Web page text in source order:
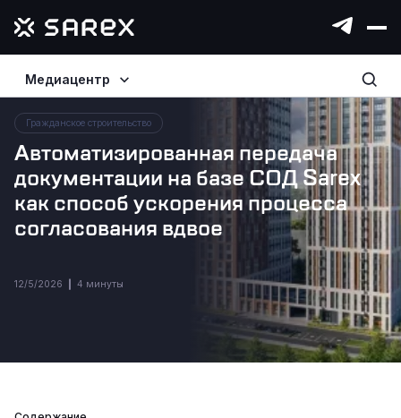
Медиацентр
Главная Медиа Кейсы
Гражданское строительство
Автоматизированная передача
документации на базе СОД Sarex
как способ ускорения процесса
согласования вдвое
12/5/2026 4 минуты